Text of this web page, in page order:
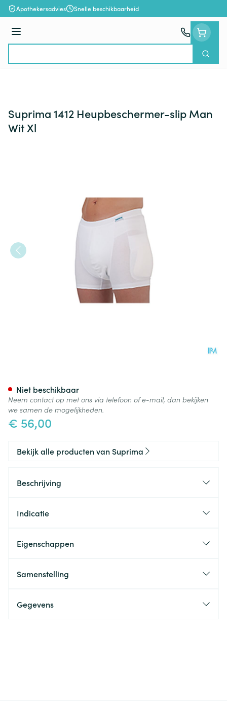
Ga naar de inhoud
Apothekersadvies Snelle beschikbaarheid
Menu
Zoek
Suprima 1412 Heupbeschermer-slip Man
Wit Xl
€ 56,00
Niet beschikbaar
Neem contact op met ons via telefoon of e-mail, dan bekijken
we samen de mogelijkheden.
Bekijk alle producten van Suprima
Beschrijving
Indicatie
Eigenschappen
Samenstelling
Gegevens